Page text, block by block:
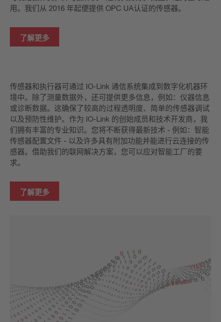
用。我们从 2016 年起便提供 OPC UA认证的传感器。
了解更多
传感器和执行器可通过 IO-Link 通信系统集成到数字化机器环
境中。除了测量数据外，还可提供更多信息，例如：仪器信息
或诊断数据。这确保了较高的过程透明度、简单的传感器调试
以及预防性维护。作为 IO-Link 的创始成员和技术开发商，我
们拥有丰富的专业知识。您将不断获得最新技术 - 例如：智能
传感器配置文件 - 以及许多具有附加功能并能进行云连接的传
感器。借助我们的联网解决方案，您可以应对智能工厂的要
求。
了解更多